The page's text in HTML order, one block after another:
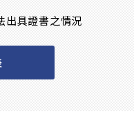
出具證書之情況